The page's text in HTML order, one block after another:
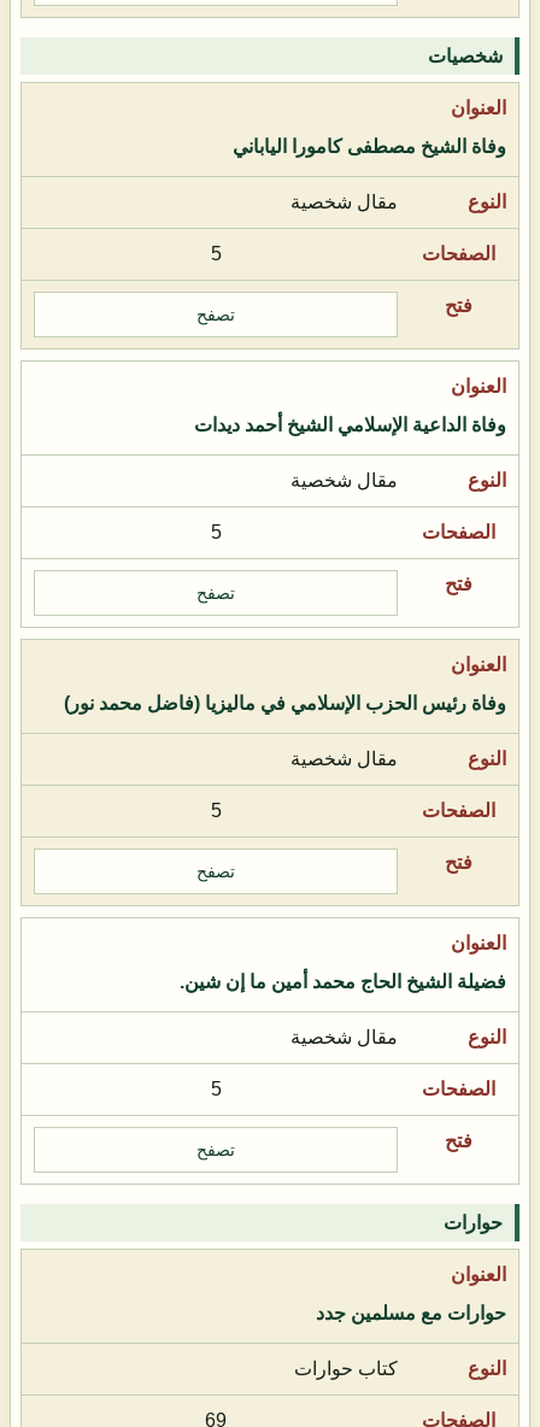
شخصيات
وفاة الشيخ مصطفى كامورا الياباني
مقال شخصية
5
تصفح
وفاة الداعية الإسلامي الشيخ أحمد ديدات
مقال شخصية
5
تصفح
وفاة رئيس الحزب الإسلامي في ماليزيا (فاضل محمد نور)
مقال شخصية
5
تصفح
فضيلة الشيخ الحاج محمد أمين ما إن شين.
مقال شخصية
5
تصفح
حوارات
حوارات مع مسلمين جدد
كتاب حوارات
69